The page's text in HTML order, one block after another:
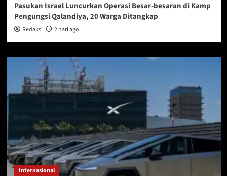
Pasukan Israel Luncurkan Operasi Besar-besaran di Kamp
Pengungsi Qalandiya, 20 Warga Ditangkap
Redaksi 2 hari ago
Internasional